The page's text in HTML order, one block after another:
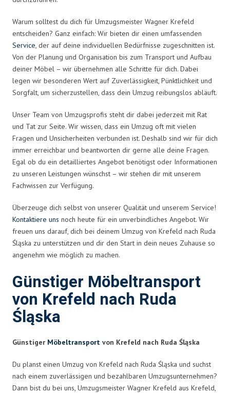
Warum solltest du dich für Umzugsmeister Wagner Krefeld
entscheiden? Ganz einfach: Wir bieten dir einen umfassenden
Service, der auf deine individuellen Bedürfnisse zugeschnitten ist.
Von der Planung und Organisation bis zum Transport und Aufbau
deiner Möbel – wir übernehmen alle Schritte für dich. Dabei
legen wir besonderen Wert auf Zuverlässigkeit, Pünktlichkeit und
Sorgfalt, um sicherzustellen, dass dein Umzug reibungslos abläuft.
Unser Team von Umzugsprofis steht dir dabei jederzeit mit Rat
und Tat zur Seite. Wir wissen, dass ein Umzug oft mit vielen
Fragen und Unsicherheiten verbunden ist. Deshalb sind wir für dich
immer erreichbar und beantworten dir gerne alle deine Fragen.
Egal ob du ein detailliertes Angebot benötigst oder Informationen
zu unseren Leistungen wünschst – wir stehen dir mit unserem
Fachwissen zur Verfügung.
Überzeuge dich selbst von unserer Qualität und unserem Service!
Kontaktiere uns noch heute für ein unverbindliches Angebot. Wir
freuen uns darauf, dich bei deinem Umzug von Krefeld nach Ruda
Śląska zu unterstützen und dir den Start in dein neues Zuhause so
angenehm wie möglich zu machen.
Günstiger Möbeltransport
von Krefeld nach Ruda
Śląska
Günstiger Möbeltransport von Krefeld nach Ruda Śląska
Du planst einen Umzug von Krefeld nach Ruda Śląska und suchst
nach einem zuverlässigen und bezahlbaren Umzugsunternehmen?
Dann bist du bei uns, Umzugsmeister Wagner Krefeld aus Krefeld,